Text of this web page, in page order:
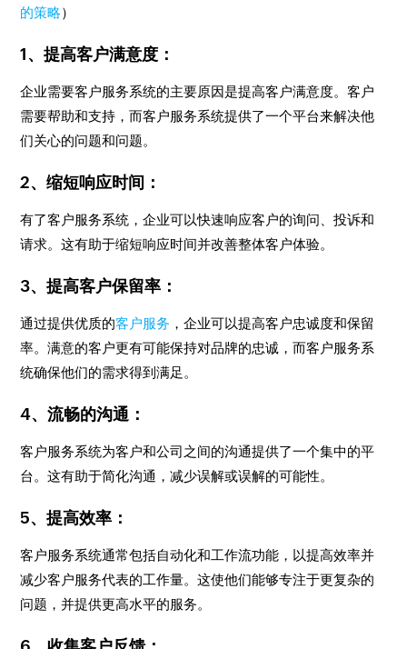
的策略）
1、提高客户满意度：
企业需要客户服务系统的主要原因是提高客户满意度。客户
需要帮助和支持，而客户服务系统提供了一个平台来解决他
们关心的问题和问题。
2、缩短响应时间：
有了客户服务系统，企业可以快速响应客户的询问、投诉和
请求。这有助于缩短响应时间并改善整体客户体验。
3、提高客户保留率：
通过提供优质的客户服务 ，企业可以提高客户忠诚度和保留
率。满意的客户更有可能保持对品牌的忠诚，而客户服务系
统确保他们的需求得到满足。
4、流畅的沟通：
客户服务系统为客户和公司之间的沟通提供了一个集中的平
台。这有助于简化沟通，减少误解或误解的可能性。
5、提高效率：
客户服务系统通常包括自动化和工作流功能，以提高效率并
减少客户服务代表的工作量。这使他们能够专注于更复杂的
问题，并提供更高水平的服务。